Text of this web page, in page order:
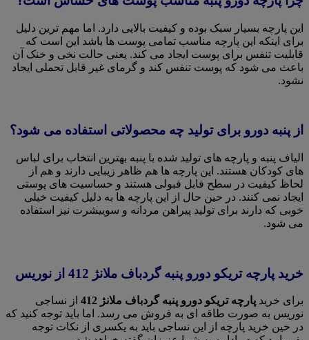
این پارچه بسیار سبک بوده و کیفیت بالایی دارد. اما مهم ترین دلیل
برای اینکه این پارچه مناسب تمامی پوست ها باشد این است که
قابلیت تنفس برای پوست ایجاد می کند. یعنی حالت نخی و خنک آن
باعث می شود که پوست تنفس کند و گرمای غیر قابل تحملی ایجاد
نشود.
از پنبه دورو برای تولید چه محصولاتی استفاده می شود؟
الیاف پنبه و پارچه های تولید شده با پنبه بهترین انتخاب برای لباس
های کودکان هستند. این پارچه ها هم ظاهر زیبایی دارند و هم از
لحاظ کیفیت در سطح قابل قبولی هستند و حساسیت های پوستی
ایجاد نمی کنند. در حین حال از این پارچه ها به دلیل کیفیت خیلی
خوبی که دارند برای تولید پیراهن مردانه و سوییشرت نیز استفاده
می شود.
خرید پارچه تریکو دورو پنبه گردباف ملانژ 412 از نوریس
برای خرید پارچه تریکو دورو پنبه گردباف ملانژ 412
از نساجی
نوریس به صورت طاقه ای به فروش می رسد. اما باید توجه کنید که
در حین خرید پارچه از این نساجی باید به یکسری از نکات توجه